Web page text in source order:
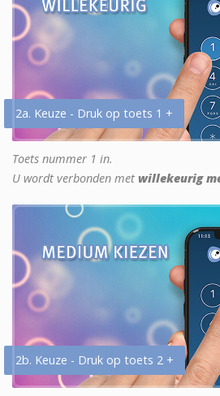
2a. Keuze - Druk op toets 1 +
Toets nummer 1 in.
U wordt verbonden met willekeurig
2b. Keuze - Druk op toets 2 +